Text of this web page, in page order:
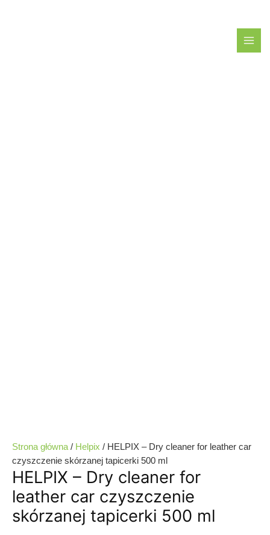
Strona główna/ Helpix / HELPIX – Dry cleaner for leather car
czyszczenie skórzanej tapicerki 500 ml
HELPIX – Dry cleaner for
leather car czyszczenie
skórzanej tapicerki 500 ml